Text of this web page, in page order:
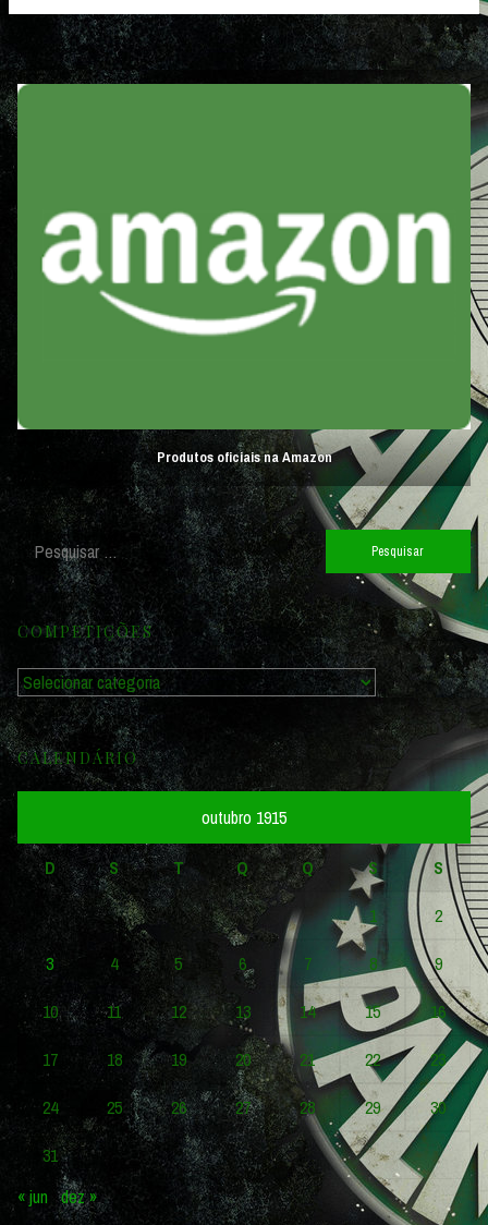
Produtos oficiais na Amazon
Pesquisar
por:
COMPETIÇÕES
Competições
CALENDÁRIO
outubro 1915
D S T Q Q S
S
1
2
3
4 5 6 7 8
9
10
11 12 13 14 15
16
17
18 19 20 21 22
23
24
25 26 27 28 29
30
31
« jun dez »